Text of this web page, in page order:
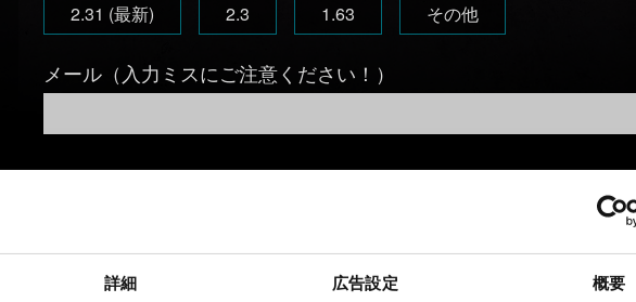
詳細 広告設定 概要
2.31 (最新) 2.3 1.63 その他
メール（入力ミスにご注意ください！）